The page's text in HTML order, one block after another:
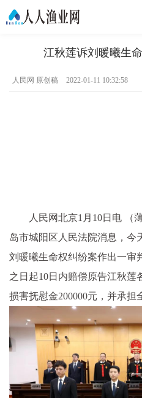
江秋莲诉刘暖曦生
人民网 原创稿 2022-01-11 10:32:58
人民网北京1月10日电 （
岛市城阳区人民法院消息，今
刘暖曦生命权纠纷案作出一审
之日起10日内赔偿原告江秋莲
损害抚慰金200000元，并承担